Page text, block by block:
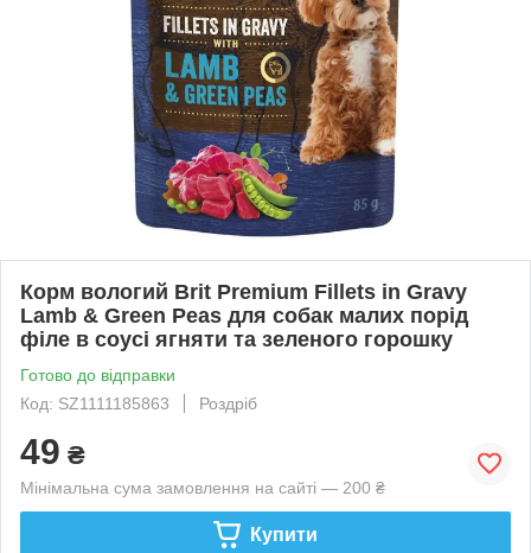
Корм вологий Brit Premium Fillets in Gravy
Lamb & Green Peas для собак малих порід
філе в соусі ягняти та зеленого горошку
Готово до відправки
Код: SZ1111185863
Роздріб
49 ₴
Мінімальна сума замовлення на сайті — 200 ₴
Купити